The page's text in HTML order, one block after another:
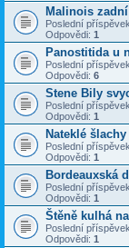
Malinois
Poslední
Odpovědi: 1
Panostitida u
Poslední
Odpovědi: 6
Stene Bily
Poslední
Odpovědi: 1
Nateklé
Poslední
Odpovědi: 1
Bordeauxská
Poslední
Odpovědi: 1
Štěně kulhá
Poslední
Odpovědi: 1